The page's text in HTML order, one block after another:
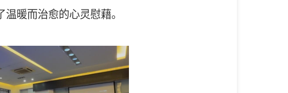
暖而治愈的心灵慰藉。